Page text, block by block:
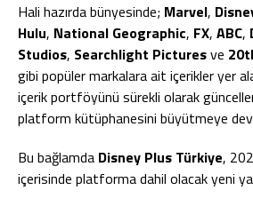
Hali hazırda bünyesinde; Marvel,
Hulu, National Geographic, FX, ABC,
Studios, Searchlight Picturesve
gibi popüler markalara ait içerikler yer
içerik portföyünü sürekli olarak
platform kütüphanesini büyütmeye
Bu bağlamda Disney Plus Türkiye,
içerisinde platforma dahil olacak yeni